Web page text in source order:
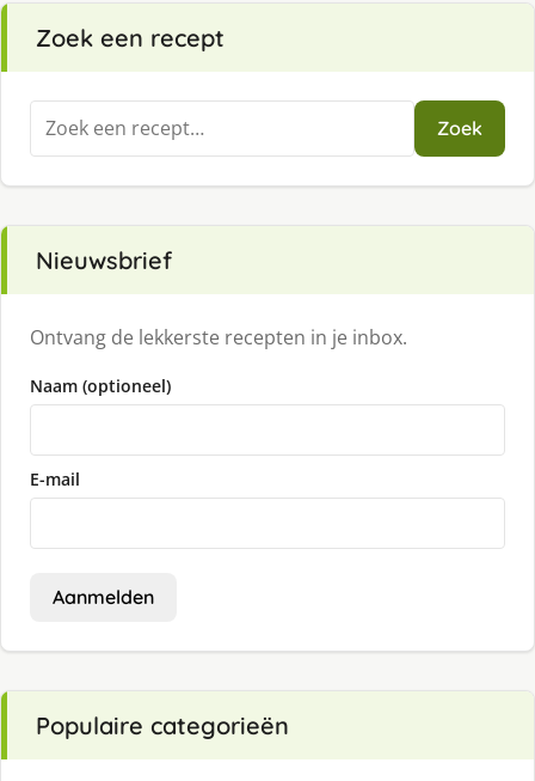
Zoek een recept
Zoeken
naar:
Zoek
Nieuwsbrief
Ontvang de lekkerste recepten in je inbox.
Naam (optioneel)
E-mail
Aanmelden
Populaire categorieën